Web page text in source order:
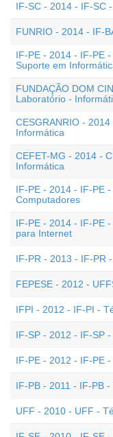
IF-SC - 2014 - IF-SC
FUNRIO - 2014 - IF-
IF-PE - 2014 - IF-PE
Suporte em
FUNDAÇÃO DOM
Laboratório -
CESGRANRIO -
Informática
CEFET-MG - 2014 -
Informática
IF-PE - 2014 - IF-PE
Computadores
IF-PE - 2014 - IF-PE
para Internet
IF-PR - 2013 - IF-PR
FEPESE - 2012 -
IFPI - 2012 - IF-PI -
IF-SP - 2012 - IF-SP
IF-PE - 2012 - IF-PE
IF-PB - 2011 - IF-PB
UFF - 2010 - UFF -